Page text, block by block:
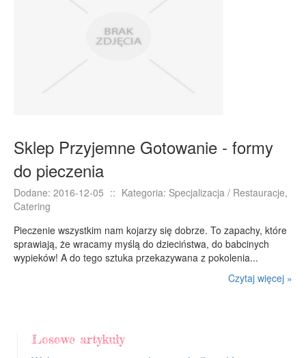
Sklep Przyjemne Gotowanie - formy
do pieczenia
Dodane: 2016-12-05 :: Kategoria: Specjalizacja / Restauracje,
Catering
Pieczenie wszystkim nam kojarzy się dobrze. To zapachy, które
sprawiają, że wracamy myślą do dzieciństwa, do babcinych
wypieków! A do tego sztuka przekazywana z pokolenia...
Czytaj więcej »
Losowe artykuły